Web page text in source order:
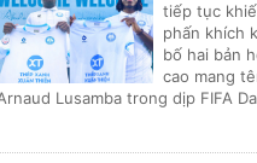
tiếp tục
phấn khích
bố hai bản
cao mang
Lusamba trong dịp FIFA